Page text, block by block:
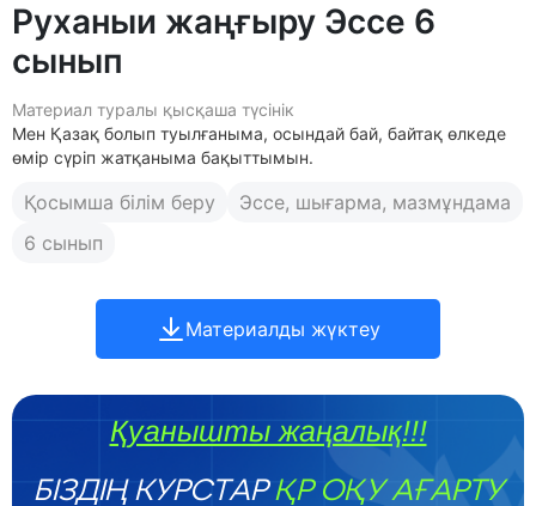
Руханыи жаңғыру Эссе 6
сынып
Материал туралы қысқаша түсінік
Мен Қазақ болып туылғаныма, осындай бай, байтақ өлкеде
өмір сүріп жатқаныма бақыттымын.
Қосымша білім беру
Эссе, шығарма, мазмұндама
6 сынып
Материалды жүктеу
Қуанышты жаңалық!!!
БІЗДІҢ КУРСТАРҚР ОҚУ АҒАРТУ